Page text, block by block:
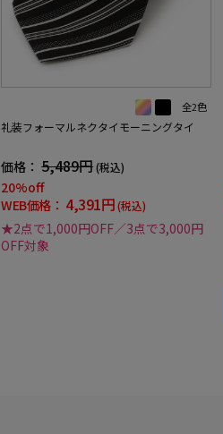
全2色
礼装フォーマルネクタイモーニングタイ
価格： 5,489円(税込)
20%off
WEB価格： 4,391円(税込)
★2点で1,000円OFF／3点で3,000円
OFF対象